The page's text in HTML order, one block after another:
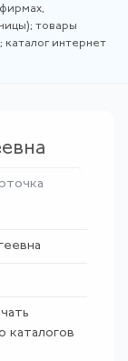
товары
интернет
каталогов